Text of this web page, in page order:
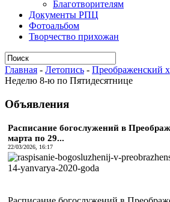
Благотворителям
Документы РПЦ
Фотоальбом
Творчество прихожан
Главная - Летопись - Преображенский
Неделю 8-ю по Пятидесятнице
Объявления
Расписание богослужений в
марта по 29...
22/03/2026, 16:17